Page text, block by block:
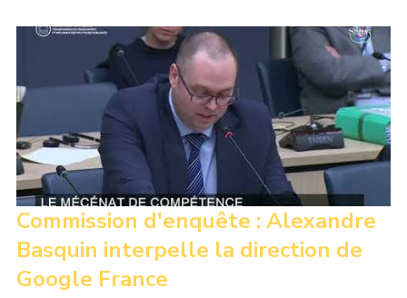
Commission d'enquête : Alexandre
Basquin interpelle la direction de
Google France